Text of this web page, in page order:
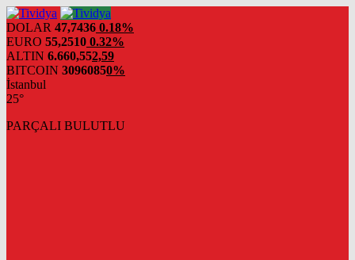
evden
eve
nakliyat
DOLAR 47,7436 0.18%
EURO 55,2510 0.32%
ALTIN 6.660,552,59
BITCOIN 30960850%
İstanbul
25°
PARÇALI BULUTLU